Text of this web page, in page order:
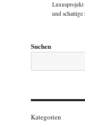
Luxusprojekt
und
Suchen
Kategorien